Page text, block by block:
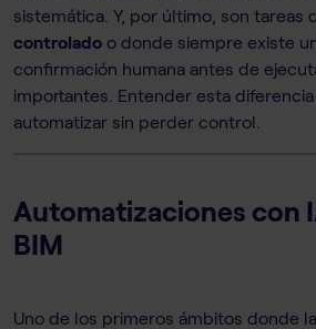
sistemática. Y, por último, son tareas
controlado o donde siempre existe
confirmación humana antes de
importantes. Entender esta
automatizar sin perder control.
Automatizaciones con
BIM
Uno de los primeros ámbitos donde